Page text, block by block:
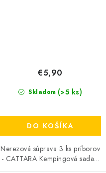
Skladom (>5 ks)
€5,90
DO KOŠÍKA
Nerezová súprava 3 ks príborov
- CATTARA Kempingová sada...